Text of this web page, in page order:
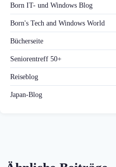
Born IT- und Windows Blog
Born's Tech and Windows World
Bücherseite
Seniorentreff 50+
Reiseblog
Japan-Blog